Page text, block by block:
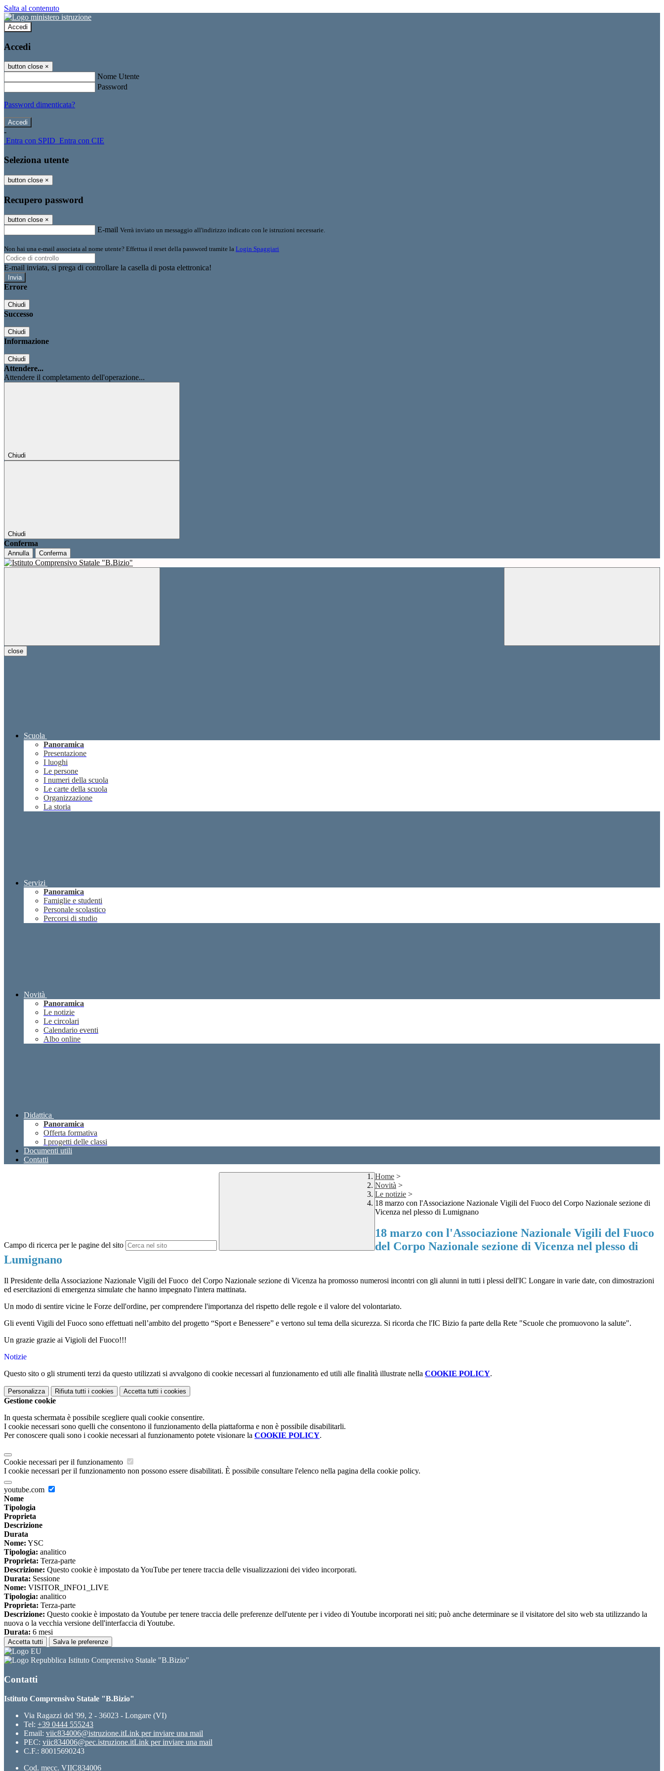
Salta al contenuto
Accedi
Accedi
button close ×
Nome Utente
Password
Password dimenticata?
-
Entra con SPID Entra con CIE
Seleziona utente
button close ×
Recupero password
button close ×
E-mail Verrà inviato un messaggio all'indirizzo indicato con le istruzioni necessarie.
Non hai una e-mail associata al nome utente? Effettua il reset della password tramite la Login Spaggiari
E-mail inviata, si prega di controllare la casella di posta elettronica!
Errore
Chiudi
Successo
Chiudi
Informazione
Chiudi
Attendere...
Attendere il completamento dell'operazione...
Chiudi
Chiudi
Conferma
Annulla Conferma
close
Scuola
Panoramica
Presentazione
I luoghi
Le persone
I numeri della scuola
Le carte della scuola
Organizzazione
La storia
Servizi
Panoramica
Famiglie e studenti
Personale scolastico
Percorsi di studio
Novità
Panoramica
Le notizie
Le circolari
Calendario eventi
Albo online
Didattica
Panoramica
Offerta formativa
I progetti delle classi
Documenti utili
Contatti
Campo di ricerca per le pagine del sito
Home >
Novità >
Le notizie >
18 marzo con l'Associazione Nazionale Vigili del Fuoco del Corpo Nazionale sezione di
Vicenza nel plesso di Lumignano
18 marzo con l'Associazione Nazionale Vigili del Fuoco
del Corpo Nazionale sezione di Vicenza nel plesso di
Lumignano
Il Presidente della Associazione Nazionale Vigili del Fuoco del Corpo Nazionale sezione di Vicenza ha promosso numerosi incontri con gli alunni in tutti i plessi dell'IC Longare in varie date, con dimostrazioni
ed esercitazioni di emergenza simulate che hanno impegnato l'intera mattinata.
Un modo di sentire vicine le Forze dell'ordine, per comprendere l'importanza del rispetto delle regole e il valore del volontariato.
Gli eventi Vigili del Fuoco sono effettuati nell’ambito del progetto “Sport e Benessere” e vertono sul tema della sicurezza. Si ricorda che l'IC Bizio fa parte della Rete "Scuole che promuovono la salute".
Un grazie grazie ai Vigioli del Fuoco!!!
Notizie
Questo sito o gli strumenti terzi da questo utilizzati si avvalgono di cookie necessari al funzionamento ed utili alle finalità illustrate nella COOKIE POLICY.
Personalizza Rifiuta tutti i cookies Accetta tutti i cookies
Gestione cookie
In questa schermata è possibile scegliere quali cookie consentire.
I cookie necessari sono quelli che consentono il funzionamento della piattaforma e non è possibile disabilitarli.
Per conoscere quali sono i cookie necessari al funzionamento potete visionare la COOKIE POLICY.
Cookie necessari per il funzionamento
I cookie necessari per il funzionamento non possono essere disabilitati. È possibile consultare l'elenco nella pagina della cookie policy.
youtube.com
Nome
Tipologia
Proprieta
Descrizione
Durata
Nome: YSC
Tipologia: analitico
Proprieta: Terza-parte
Descrizione: Questo cookie è impostato da YouTube per tenere traccia delle visualizzazioni dei video incorporati.
Durata: Sessione
Nome: VISITOR_INFO1_LIVE
Tipologia: analitico
Proprieta: Terza-parte
Descrizione: Questo cookie è impostato da Youtube per tenere traccia delle preferenze dell'utente per i video di Youtube incorporati nei siti; può anche determinare se il visitatore del sito web sta utilizzando la
nuova o la vecchia versione dell'interfaccia di Youtube.
Durata: 6 mesi
Accetta tutti Salva le preferenze
Istituto Comprensivo Statale "B.Bizio"
Contatti
Istituto Comprensivo Statale "B.Bizio"
Via Ragazzi del '99, 2 - 36023 - Longare (VI)
Tel: +39 0444 555243
Email: viic834006@istruzione.itLink per inviare una mail
PEC: viic834006@pec.istruzione.itLink per inviare una mail
C.F.: 80015690243
Cod. mecc. VIIC834006